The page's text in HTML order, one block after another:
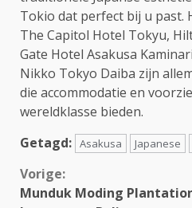
Tokio dat perfect bij u past.
The Capitol Hotel Tokyu,
Gate Hotel Asakusa
Nikko Tokyo Daiba zijn
die accommodatie en
wereldklasse bieden.
Getagd: Asakusa Japanese
Continue
Vorige:
Munduk Moding